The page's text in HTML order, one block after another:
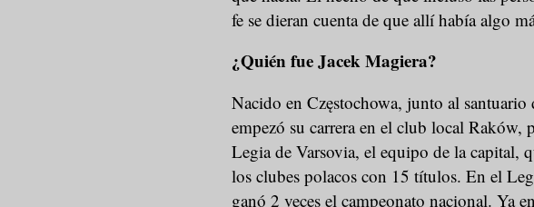
fe se dieran cuenta de que allí había algo
¿Quién fue Jacek Magiera?
Nacido en Częstochowa, junto al santuario
empezó su carrera en el club local Raków,
Legia de Varsovia, el equipo de la capital,
los clubes polacos con 15 títulos. En el
ganó 2 veces el campeonato nacional. Ya